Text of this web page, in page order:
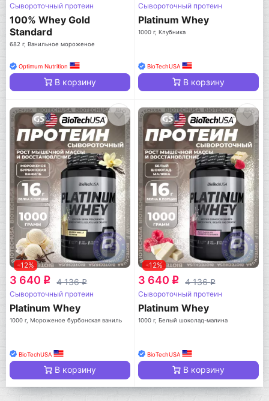
Сывороточный протеин
100% Whey Gold
Standard
682 г, Ванильное мороженое
Optimum Nutrition
В корзину
Сывороточный протеин
Platinum Whey
1000 г, Клубника
BioTechUSA
В корзину
-12%
3 640 q 4 136q
Сывороточный протеин
Platinum Whey
1000 г, Мороженое бурбонская ваниль
BioTechUSA
В корзину
-12%
3 640 q 4 136q
Сывороточный протеин
Platinum Whey
1000 г, Белый шоколад-малина
BioTechUSA
В корзину